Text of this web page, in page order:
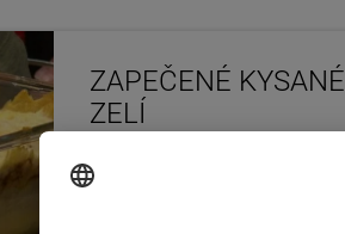
ZAPEČENÉ KYSANÉ
ZELÍ
nemáte tolik času na vaření.